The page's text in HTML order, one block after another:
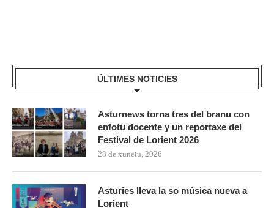
ÚLTIMES NOTICIES
Asturnews torna tres del branu con
enfotu docente y un reportaxe del
Festival de Lorient 2026
28 de xunetu, 2026
Asturies lleva la so música nueva a
Lorient